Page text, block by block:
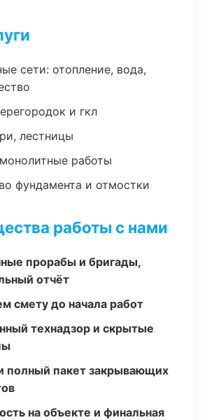
сети: отопление, вода,
и гкл
лестницы
работы
фундамента и отмостки
работы с нами
прорабы и бригады,
отчёт
смету до начала работ
технадзор и скрытые
полный пакет закрывающих
на объекте и финальная